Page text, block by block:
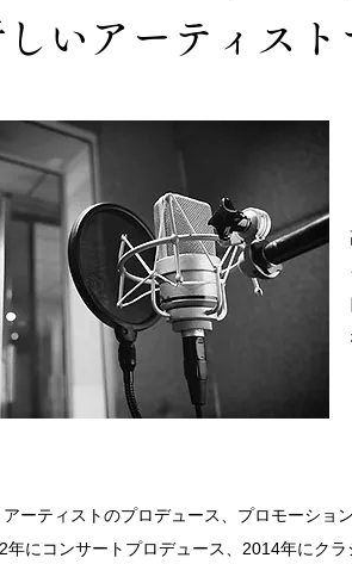
しいアーティス
ーティストのプロデュース、プロモーショ
年にコンサートプロデュース、2014年にク